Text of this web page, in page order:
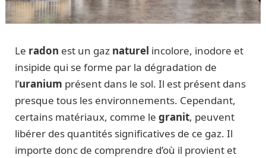
Le radon est un gaz naturel incolore, inodore et
insipide qui se forme par la dégradation de
l’uranium présent dans le sol. Il est présent dans
presque tous les environnements. Cependant,
certains matériaux, comme le granit, peuvent
libérer des quantités significatives de ce gaz. Il
importe donc de comprendre d’où il provient et